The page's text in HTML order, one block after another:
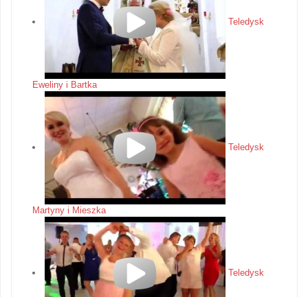
Teledysk
Eweliny i Bartka
Teledysk
Martyny i Mieszka
Teledysk